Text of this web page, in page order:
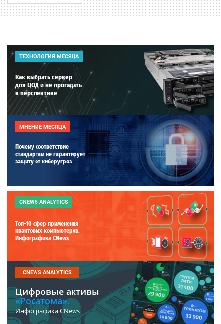
ТЕХНОЛОГИЯ МЕСЯЦА
Как выбрать сервер
для ЦОД и не прогадать
в перспективе
МНЕНИЕ МЕСЯЦА
Почему соответствие
стандартам не гарантирует
защиту от киберугроз
CNEWS ANALYTICS
Топ-10 сфер применения
квантовых компьютеров.
Инфографика CNews
CNEWS ANALYTICS
Цифровые активы
«Росатома».
Инфографика CNews